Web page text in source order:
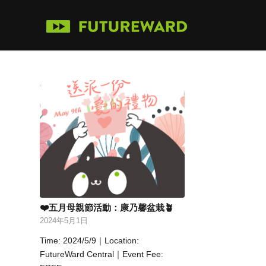
❤️五月母親節活動：康乃馨盆栽🪴
2024年5月1日
Time: 2024/5/9｜Location:
FutureWard Central｜Event Fee: